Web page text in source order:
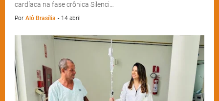
cardíaca na fase crônica Silenci…
Por Alô Brasília - 14 abril